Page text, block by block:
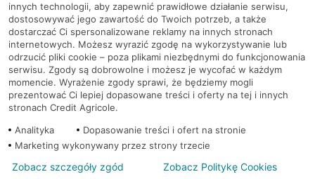
RODO
Regulamin serwisu
Mapa serwisu
PolitykaCookies
© 2026 Credit Agricole Bank Polska S.A. Wszelkie prawa zastrzeżone
innych technologii, aby zapewnić prawidłowe działanie serwisu,
dostosowywać jego zawartość do Twoich potrzeb, a także
dostarczać Ci spersonalizowane reklamy na innych stronach
internetowych. Możesz wyrazić zgodę na wykorzystywanie lub
odrzucić pliki cookie – poza plikami niezbędnymi do funkcjonowania
serwisu. Zgody są dobrowolne i możesz je wycofać w każdym
momencie. Wyrażenie zgody sprawi, że będziemy mogli
prezentować Ci lepiej dopasowane treści i oferty na tej i innych
stronach Credit Agricole.
Analityka
Dopasowanie treści i ofert na stronie
Marketing wykonywany przez strony trzecie
Zobacz szczegóły zgód Zobacz Politykę Cookies